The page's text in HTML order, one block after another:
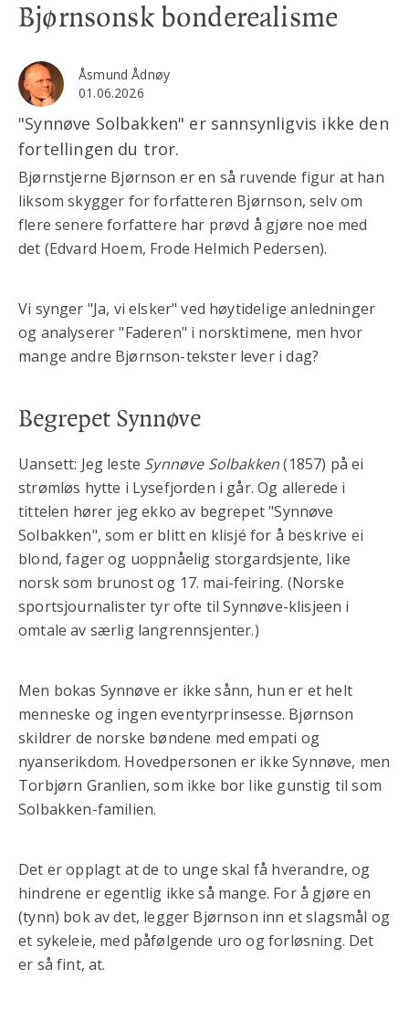
Bjørnsonsk bonderealisme
Åsmund Ådnøy
01.06.2026
"Synnøve Solbakken" er sannsynligvis ikke den
fortellingen du tror.
Bjørnstjerne Bjørnson er en så ruvende figur at han
liksom skygger for forfatteren Bjørnson, selv om
flere senere forfattere har prøvd å gjøre noe med
det (Edvard Hoem, Frode Helmich Pedersen).
Vi synger "Ja, vi elsker" ved høytidelige anledninger
og analyserer "Faderen" i norsktimene, men hvor
mange andre Bjørnson-tekster lever i dag?
Begrepet Synnøve
Uansett: Jeg leste Synnøve Solbakken(1857) på ei
strømløs hytte i Lysefjorden i går. Og allerede i
tittelen hører jeg ekko av begrepet "Synnøve
Solbakken", som er blitt en klisjé for å beskrive ei
blond, fager og uoppnåelig storgardsjente, like
norsk som brunost og 17. mai-feiring. (Norske
sportsjournalister tyr ofte til Synnøve-klisjeen i
omtale av særlig langrennsjenter.)
Men bokas Synnøve er ikke sånn, hun er et helt
menneske og ingen eventyrprinsesse. Bjørnson
skildrer de norske bøndene med empati og
nyanserikdom. Hovedpersonen er ikke Synnøve, men
Torbjørn Granlien, som ikke bor like gunstig til som
Solbakken-familien.
Det er opplagt at de to unge skal få hverandre, og
hindrene er egentlig ikke så mange. For å gjøre en
(tynn) bok av det, legger Bjørnson inn et slagsmål og
et sykeleie, med påfølgende uro og forløsning. Det
er så fint, at.